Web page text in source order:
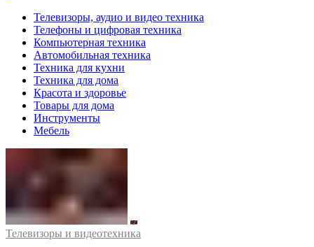
Телевизоры, аудио и видео техника
Телефоны и цифровая техника
Компьютерная техника
Автомобильная техника
Техника для кухни
Техника для дома
Красота и здоровье
Товары для дома
Инструменты
Мебель
Телевизоры и видеотехника